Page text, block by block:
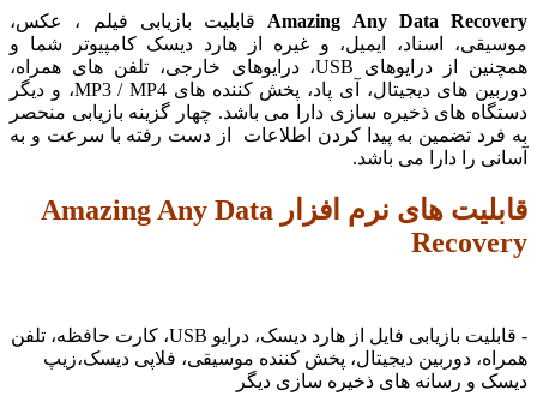
Amazing Any Dataقابلیت بازیابی فیلم ، عکس،
اسناد، ایمیل، و غیره از هارد دیسک کامپیوتر شما و
همچنین از درایوهای USB، درایوهای خارجی، تلفن های همراه،
دوربین های دیجیتال، آی پاد، پخش کننده های MP3 / MP4، و دیگر
های ذخیره سازی دارا می باشد. چهار گزینه بازیابی منحصر
تضمین به پیدا کردن اطلاعات از دست رفته با سرعت و به
را دارا می باشد.
قابلیت های نرم افزار Amazing Any Data
- قابلیت بازیابی فایل از هارد دیسک، درایو USB، کارت حافظه، تلفن
دوربین دیجیتال، پخش کننده موسیقی، فلاپی دیسک،زیپ
رسانه های ذخیره سازی دیگر